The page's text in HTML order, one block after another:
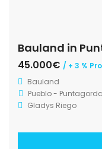
Bauland in
45.000€ / + 3 %
Bauland
Pueblo - Puntagorda
Gladys Riego